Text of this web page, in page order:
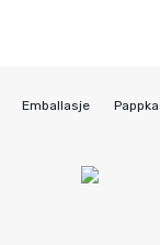
Emballasje